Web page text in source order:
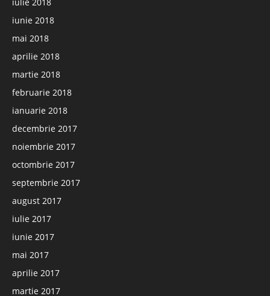
iunie 2018
mai 2018
aprilie 2018
martie 2018
februarie 2018
ianuarie 2018
decembrie 2017
noiembrie 2017
octombrie 2017
septembrie 2017
august 2017
iulie 2017
iunie 2017
mai 2017
aprilie 2017
martie 2017